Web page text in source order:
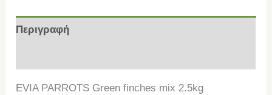
Περιγραφή
EVIA PARROTS Green finches mix 2.5kg